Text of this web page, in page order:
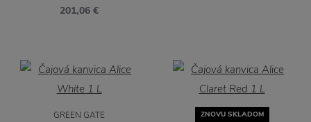
201,06 €
GREEN GATE ZNOVU SKLADOM